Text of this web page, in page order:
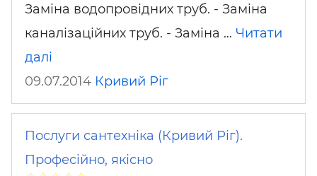
Заміна водопровідних труб. - Заміна
каналізаційних труб. - Заміна … Читати
далі
09.07.2014 Кривий Ріг
Послуги сантехніка (Кривий Ріг).
Професійно, якісно